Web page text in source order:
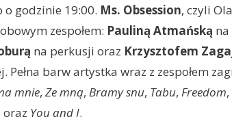
o godzinie 19:00. Ms. Obsession, czyli
zespołem: Pauliną Atmańską
na perkusji oraz Krzysztofem
barw artystka wraz z zespołem
mnie, Ze mną, Bramy snu, Tabu, Freedom,
oraz You and I.